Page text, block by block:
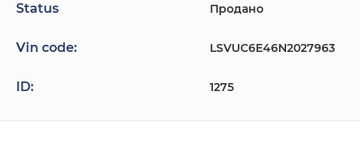
Status Продано
Vin code: LSVUC6E46N2027963
ID: 1275